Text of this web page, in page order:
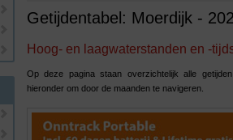
Getijdentabel: Moerdijk -
Hoog- en laagwaterstanden en -
Op deze pagina staan overzichtelijk alle
hieronder om door de maanden te navigeren.